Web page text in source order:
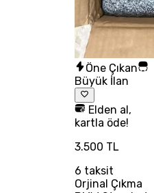
Öne Çıkan
Büyük İlan
Elden al,
kartla öde!
3.500 TL
6 taksit
Orjinal Çıkma